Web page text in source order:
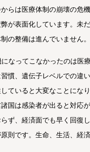
らは医療体制の崩壊の危
が表面化しています。未
の整備は進んでいません。
なってこなかったのは医
慣、遺伝子レベルでの違
ていると大変なことにな
国は感染者が出ると対応
ず、経済面でも早く回復
則です。生命、生活、経